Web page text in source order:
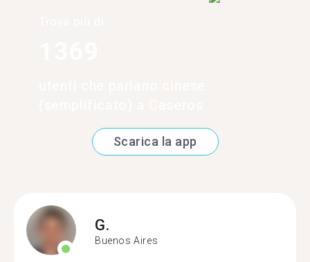
Scarica la app
G.
Buenos Aires